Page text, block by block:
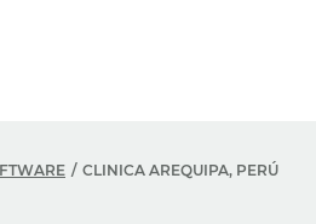
CLINICA AREQUIPA, PERÚ